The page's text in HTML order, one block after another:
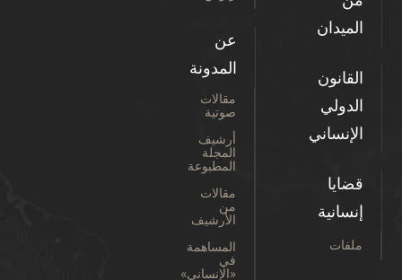
الميدان
القانون
الدولي
الإنساني
قضايا
إنسانية
ملفات
عن
المدونة
مقالات
صوتية
أرشيف
المجلة
المطبوعة
مقالات
من
الأرشيف
المساهمة
في
«الإنساني»